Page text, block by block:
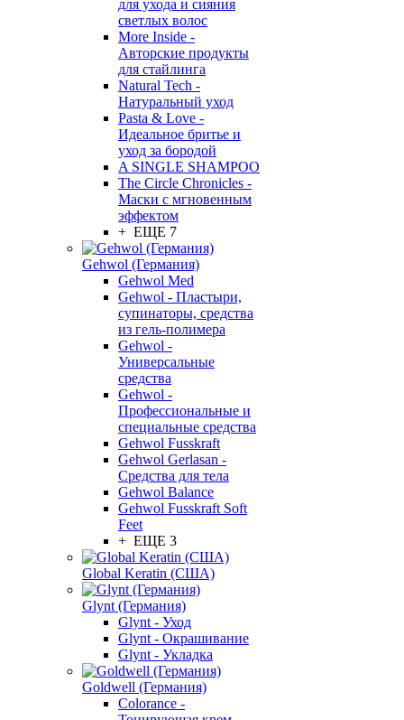
для ухода и сияния
светлых волос
More Inside -
Авторские продукты
для стайлинга
Natural Tech -
Натуральный уход
Pasta & Love -
Идеальное бритье и
уход за бородой
A SINGLE SHAMPOO
The Circle Chronicles -
Маски с мгновенным
эффектом
+ ЕЩЕ 7
Gehwol (Германия)
Gehwol Med
Gehwol - Пластыри,
супинаторы, средства
из гель-полимера
Gehwol -
Универсальные
средства
Gehwol -
Профессиональные и
специальные средства
Gehwol Fusskraft
Gehwol Gerlasan -
Средства для тела
Gehwol Balance
Gehwol Fusskraft Soft
Feet
+ ЕЩЕ 3
Global Keratin (США)
Glynt (Германия)
Glynt - Уход
Glynt - Окрашивание
Glynt - Укладка
Goldwell (Германия)
Colorance -